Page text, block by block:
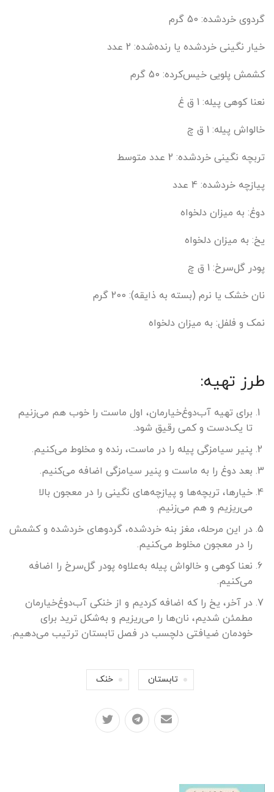
گردوی خردشده: 50 گرم
خیار نگینی خردشده یا رنده‌شده: 2 عدد
کشمش پلویی خیس‌کرده: 50 گرم
نعنا کوهی پیله: 1 ق غ
خالواش پیله: 1 ق چ
تربچه نگینی خردشده: 2 عدد متوسط
پیازچه خردشده: 4 عدد
دوغ: به میزان دلخواه
یخ: به میزان دلخواه
پودر گل‌سرخ: 1 ق چ
نان خشک یا نرم (بسته به ذایقه): 200 گرم
نمک و فلفل: به میزان دلخواه
طرز تهیه:
برای تهیه آب‌دوغ‌خیارمان، اول ماست را خوب هم می‌زنیم
تا یک‌دست و کمی رقیق شود.
پنیر سیامزگی پیله را در ماست، رنده و مخلوط می‌کنیم.
بعد دوغ را به ماست و پنیر سیامزگی اضافه می‌کنیم.
خیارها، تربچه‌ها و پیازچه‌های نگینی را در معجون بالا
می‌ریزیم و هم می‌زنیم.
در این مرحله، مغز بنه خردشده، گردوهای خردشده و کشمش
را در معجون مخلوط می‌کنیم.
نعنا کوهی و خالواش پیله به‌علاوه پودر گل‌سرخ را اضافه
می‌کنیم.
در آخر، یخ را که اضافه کردیم و از خنکی آب‌دوغ‌خیارمان
مطمئن شدیم، نان‌ها را می‌ریزیم و به‌شکل ترید برای
خودمان ضیافتی دلچسب در فصل تابستان ترتیب می‌دهیم.
تابستان خنک